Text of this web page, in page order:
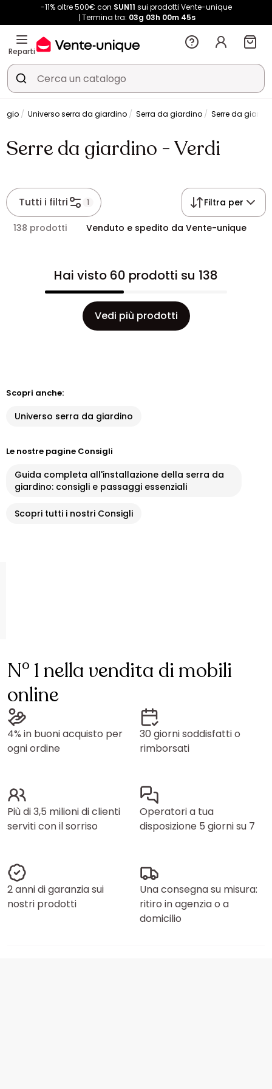
-11% oltre 500€ con SUN11 sui prodotti Vente-unique
Termina tra: 03g 03h 00m 44s
Reparti
Universo serra da giardino Serra da giardino Serre da
Serre da giardino - Verdi
Tutti i filtri 1 Filtra per
138 prodotti Venduto e spedito da Vente-unique
Hai visto 60 prodotti su 138
Vedi più prodotti
Scopri anche:
Universo serra da giardino
Le nostre pagine Consigli
Guida completa all'installazione della serra da
giardino: consigli e passaggi essenziali
Scopri tutti i nostri Consigli
N° 1 nella vendita di mobili
online
4% in buoni acquisto per
ogni ordine
30 giorni soddisfatti o
rimborsati
Più di 3,5 milioni di clienti
serviti con il sorriso
Operatori a tua
disposizione 5 giorni su 7
2 anni di garanzia sui
nostri prodotti
Una consegna su misura:
ritiro in agenzia o a
domicilio